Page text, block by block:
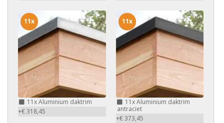
11xAluminium daktrim
+€ 318,45
11x
11xAluminium daktrim
antraciet
+€ 373,45
11x